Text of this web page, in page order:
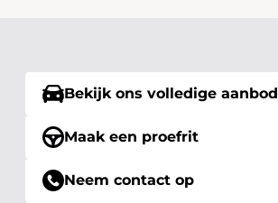
Bekijk ons volledige aanbod
Maak een proefrit
Neem contact op